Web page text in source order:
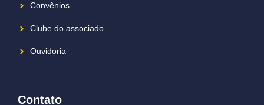
Convênios
Clube do associado
Ouvidoria
Contato